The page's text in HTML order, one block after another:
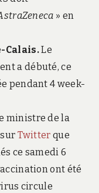
» en
Calais.Le
a débuté, ce
pendant 4 week-
ministre de la
Twitter que
ce samedi 6
ont été
circule